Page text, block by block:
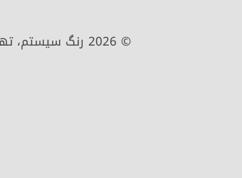
© 2026 رنگ سیستم، تهران، ایران